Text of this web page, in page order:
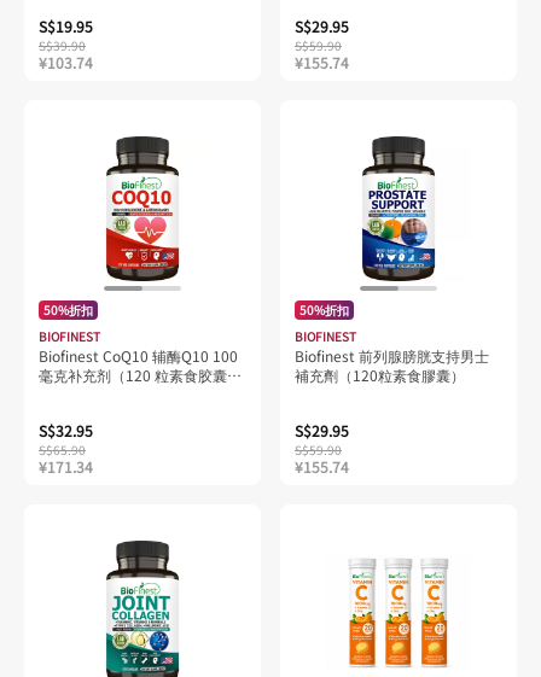
S$19.95
S$39.90
¥103.74
S$29.95
S$59.90
¥155.74
50%折扣
BIOFINEST
Biofinest CoQ10 辅酶Q10 100
毫克补充剂（120 粒素食胶囊胶
S$32.95
S$65.90
¥171.34
50%折扣
BIOFINEST
Biofinest 前列腺膀胱支持男士
補充劑（120粒素食膠囊）
S$29.95
S$59.90
¥155.74